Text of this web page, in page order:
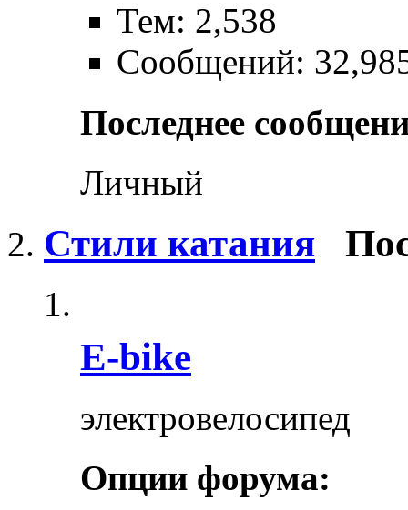
Тем: 2,538
Сообщений:
Последнее
Личный
Стили катания
E-bike
электровелосипед
Опции форума: